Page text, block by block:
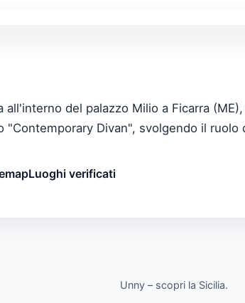
all'interno del palazzo Milio a Ficarra
"Contemporary Divan", svolgendo il
Luoghi verificati
Unny – scopri la Sicilia.